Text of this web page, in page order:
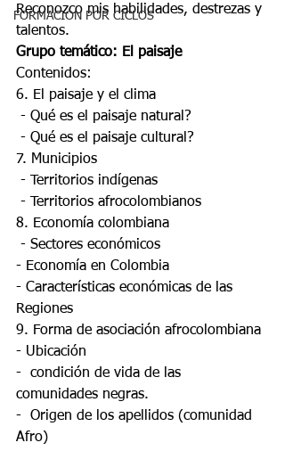
FORMACIÓN POR CICLOS
Reconozco mis habilidades, destrezas y
talentos.
Grupo temático: El paisaje
Contenidos:
6. El paisaje y el clima
- Qué es el paisaje natural?
- Qué es el paisaje cultural?
7. Municipios
- Territorios indígenas
- Territorios afrocolombianos
8. Economía colombiana
- Sectores económicos
- Economía en Colombia
- Características económicas de las
Regiones
9. Forma de asociación afrocolombiana
- Ubicación
-  condición de vida de las
comunidades negras.
-  Origen de los apellidos (comunidad
Afro)